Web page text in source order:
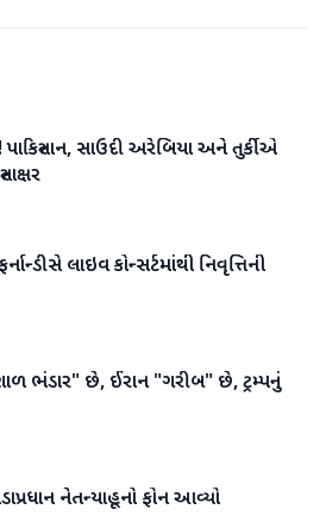
પાકિસ્તાન, સાઉદી અરેબિયા અને તુર્કીએ
લાઇવ કોન્સર્ટમાંથી નિવૃત્તિની
ભંડાર" છે, ઈરાન "ગરીબ" છે, ટ્રમ્પનું
નેતન્યાહૂનો ફોન આવ્યો